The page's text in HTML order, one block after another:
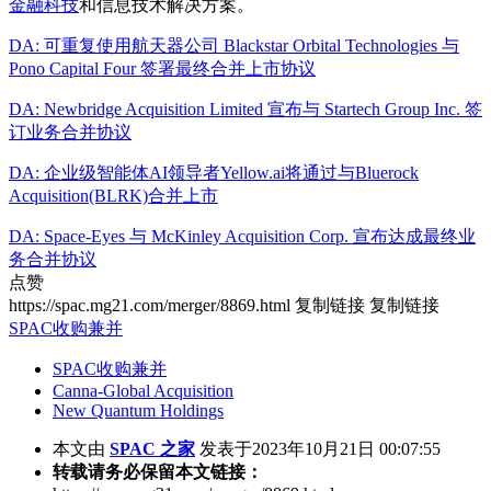
金融科技和信息技术解决方案。
DA: 可重复使用航天器公司 Blackstar Orbital Technologies 与
Pono Capital Four 签署最终合并上市协议
DA: Newbridge Acquisition Limited 宣布与 Startech Group Inc. 签
订业务合并协议
DA: 企业级智能体AI领导者Yellow.ai将通过与Bluerock
Acquisition(BLRK)合并上市
DA: Space-Eyes 与 McKinley Acquisition Corp. 宣布达成最终业
务合并协议
点赞
https://spac.mg21.com/merger/8869.html 复制链接 复制链接
SPAC收购兼并
SPAC收购兼并
Canna-Global Acquisition
New Quantum Holdings
本文由 SPAC 之家 发表于2023年10月21日 00:07:55
转载请务必保留本文链接：